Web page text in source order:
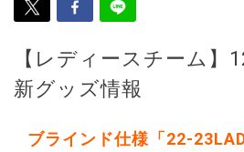
【レディースチーム】
新グッズ情報
ブラインド仕様「22-